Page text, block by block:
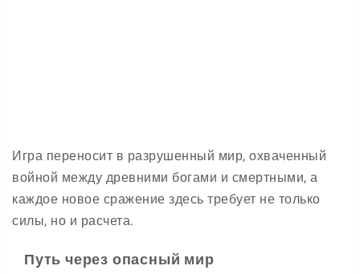
Игра переносит в разрушенный мир, охваченный
войной между древними богами и смертными, а
каждое новое сражение здесь требует не только
силы, но и расчета.
Путь через опасный мир